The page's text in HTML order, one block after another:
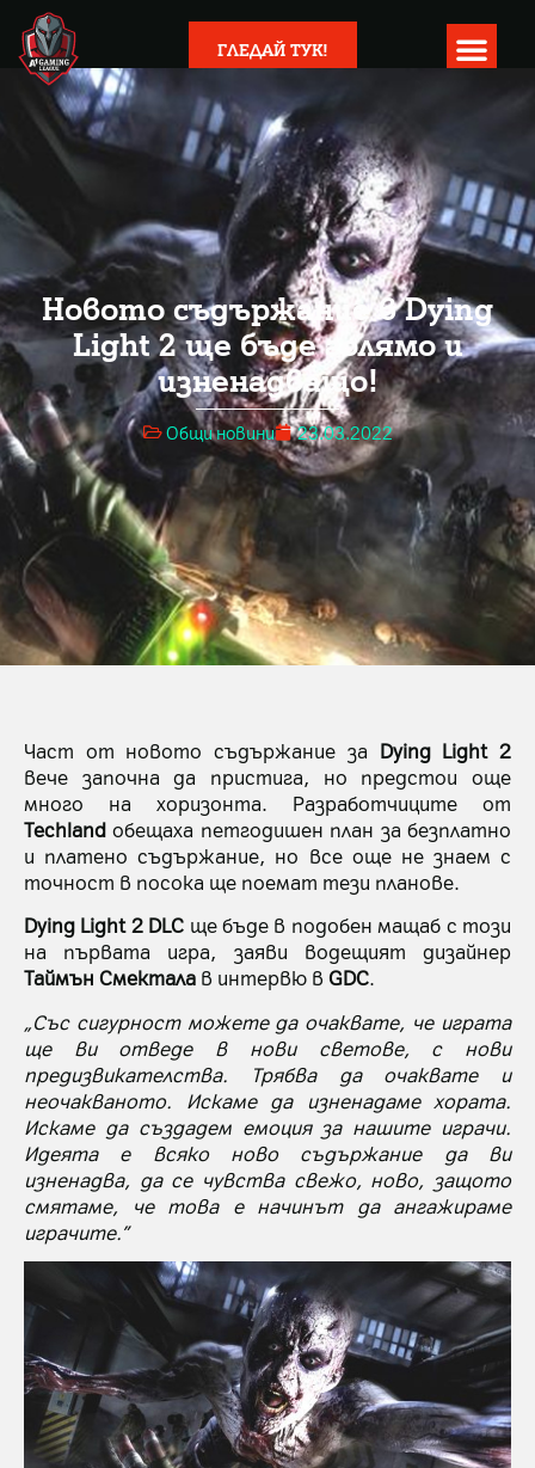
ГЛЕДАЙ ТУК!
Новото съдържание в Dying
Light 2 ще бъде голямо и
изненадващо!
Общи новини 23.03.2022
Част от новото съдържание за Dying Light 2
вече започна да пристига, но предстои още
много на хоризонта. Разработчиците от
Techland обещаха петгодишен план за безплатно
и платено съдържание, но все още не знаем с
точност в посока ще поемат тези планове.
Dying Light 2 DLC ще бъде в подобен мащаб с този
на първата игра, заяви водещият дизайнер
Таймън Смектала в интервю в GDC.
„Със сигурност можете да очаквате, че играта
ще ви отведе в нови светове, с нови
предизвикателства. Трябва да очаквате и
неочакваното. Искаме да изненадаме хората.
Искаме да създадем емоция за нашите играчи.
Идеята е всяко ново съдържание да ви
изненадва, да се чувства свежо, ново, защото
смятаме, че това е начинът да ангажираме
играчите.”